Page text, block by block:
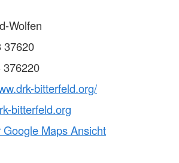
Wolfen
37620
376220
bitterfeld.org/
bitterfeld.org
Google Maps Ansicht